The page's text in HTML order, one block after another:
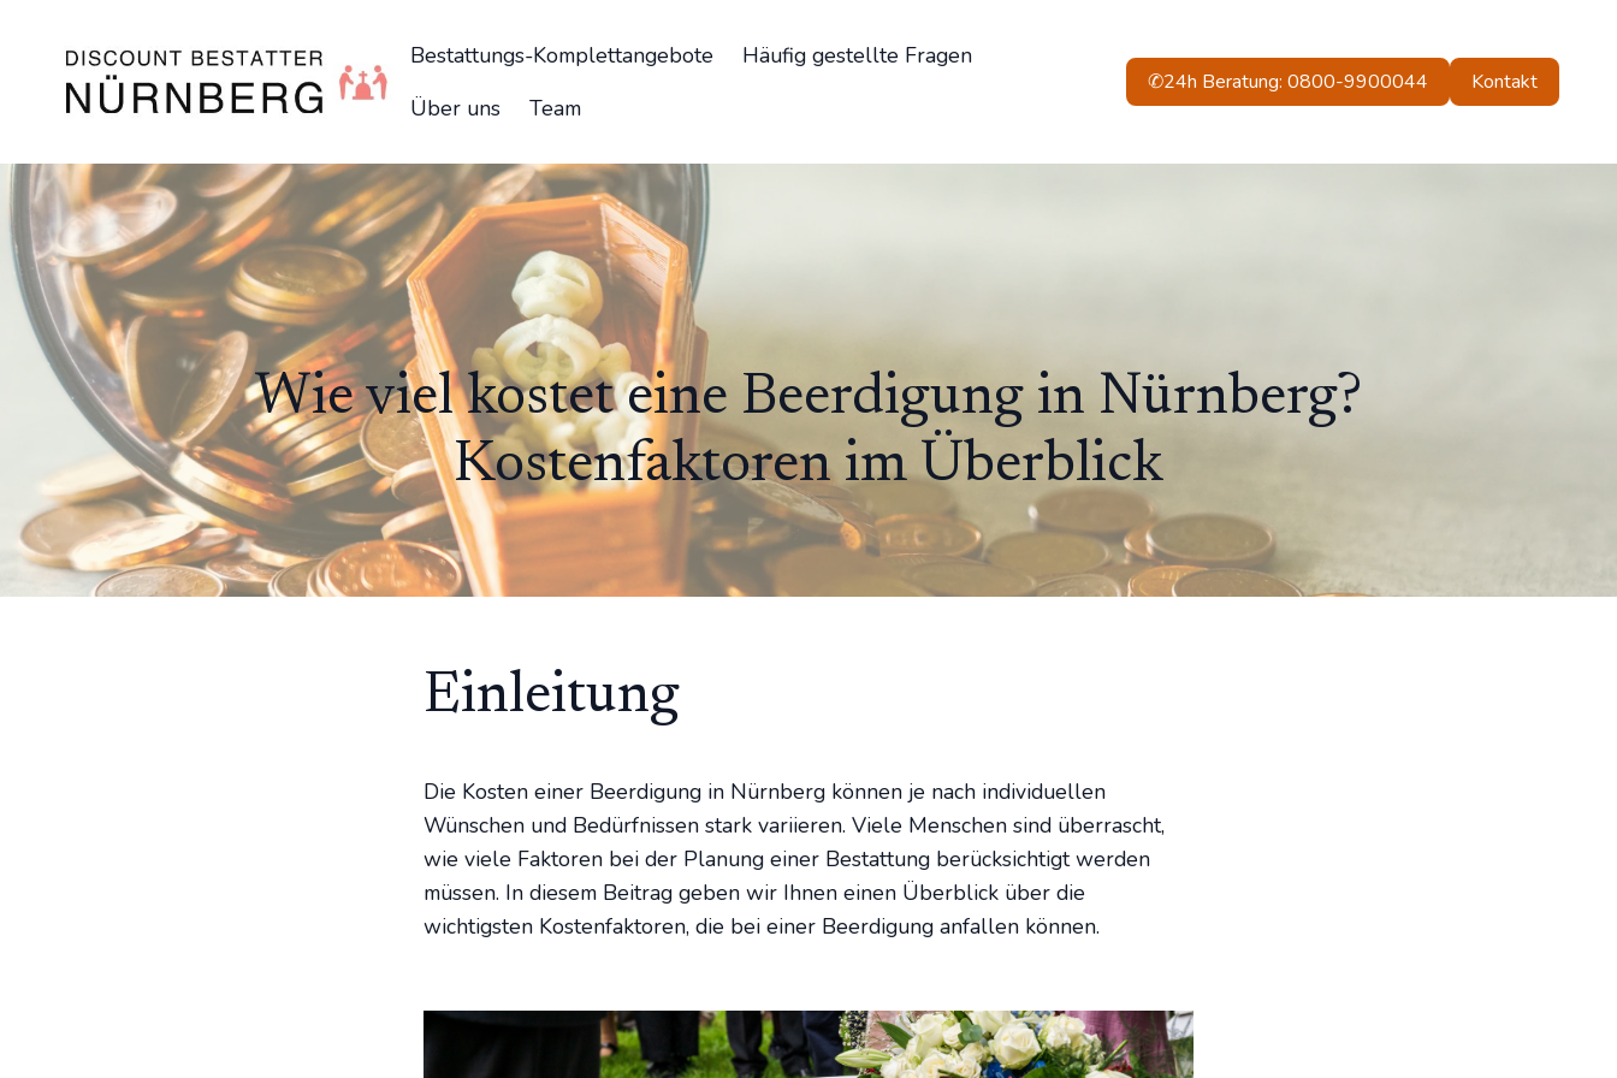
Bestattungs-Komplettangebote
Häufig gestellte Fragen
Über uns
Team
✆24h Beratung: 0800-9900044 Kontakt
Wie viel kostet eine Beerdigung in Nürnberg?
Kostenfaktoren im Überblick
Einleitung
Die Kosten einer Beerdigung in Nürnberg können je nach individuellen
Wünschen und Bedürfnissen stark variieren. Viele Menschen sind überrascht,
wie viele Faktoren bei der Planung einer Bestattung berücksichtigt werden
müssen. In diesem Beitrag geben wir Ihnen einen Überblick über die
wichtigsten Kostenfaktoren, die bei einer Beerdigung anfallen können.